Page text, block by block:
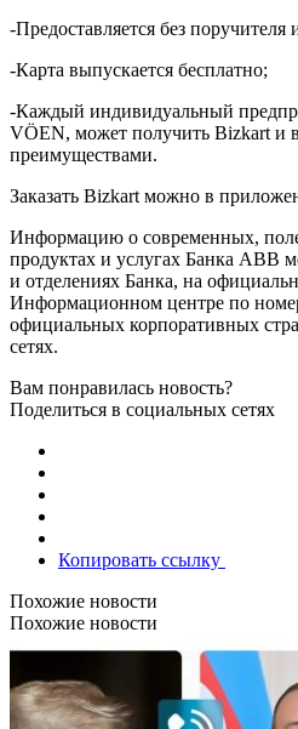
-Предоставляется без поручителя
-Карта выпускается бесплатно;
-Каждый индивидуальный
VÖEN, может получить Bizkart и
преимуществами.
Заказать Bizkart можно в
Информацию о современных,
продуктах и услугах Банка ABB
и отделениях Банка, на
Информационном центре по
официальных корпоративных
сетях.
Вам понравилась новость?
Поделиться в социальных сетях
Копировать ссылку
Похожие новости
Похожие новости